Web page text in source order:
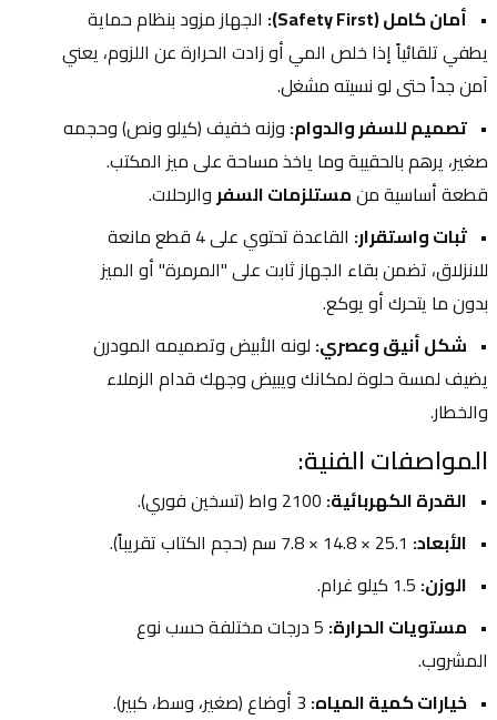
أمان كامل (Safety First):
آمن جداً حتى لو نسيته مشغل.
تصميم للسفر والدوام:
قطعة أساسية من مستلزمات السفر والرحلات.
ثبات واستقرار:
للانزلاق، تضمن بقاء الجهاز ثابت على "المرمرة" أو الميز
بدون ما يتحرك أو يوكع.
شكل أنيق وعصري:
والخطار.
المواصفات الفنية:
القدرة الكهربائية:
الأبعاد:
الوزن:
مستويات الحرارة:
المشروب.
خيارات كمية المياه: